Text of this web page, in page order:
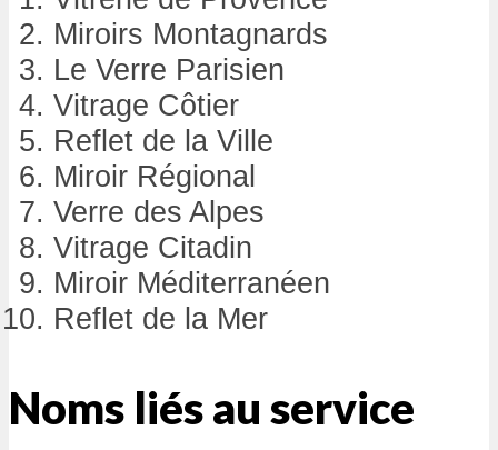
Miroirs Montagnards
Le Verre Parisien
Vitrage Côtier
Reflet de la Ville
Miroir Régional
Verre des Alpes
Vitrage Citadin
Miroir Méditerranéen
Reflet de la Mer
Noms liés au service